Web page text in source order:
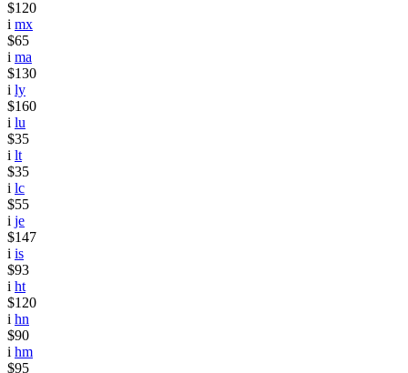
$120
i mx
$65
i ma
$130
i ly
$160
i lu
$35
i lt
$35
i lc
$55
i je
$147
i is
$93
i ht
$120
i hn
$90
i hm
$95